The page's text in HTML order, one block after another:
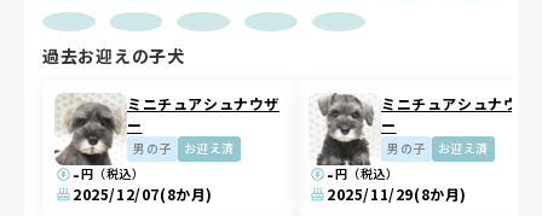
過去お迎えの子犬
ミニチュアシュナウザ
ー
男の子 お迎え済
-円（税込）
2025/12/07(8か月)
ミニチュアシュナウザ
ー
男の子 お迎え済
-円（税込）
2025/11/29(8か月)